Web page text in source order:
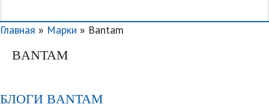
Главная » Марки » Bantam
BANTAM
БЛОГИ BANTAM